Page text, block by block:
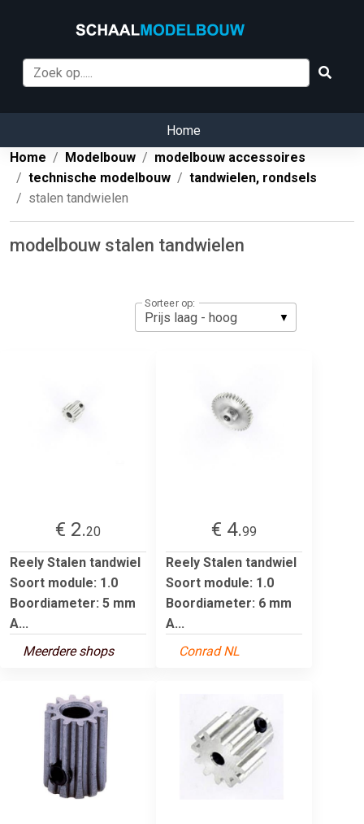
Home
Home
Modelbouw
modelbouw accessoires
technische modelbouw
tandwielen, rondsels
stalen tandwielen
modelbouw stalen tandwielen
Sorteer op:
€ 2.20
Reely Stalen tandwiel
Soort module: 1.0
Boordiameter: 5 mm
A...
Meerdere shops
€ 4.99
Reely Stalen tandwiel
Soort module: 1.0
Boordiameter: 6 mm
A...
Conrad NL